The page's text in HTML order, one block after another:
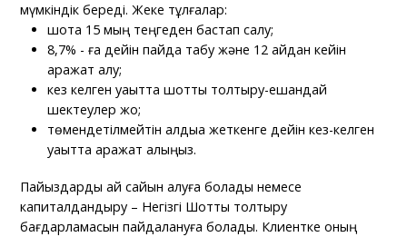
мүмкіндік береді. Жеке тұлғалар:
шотқа 15 мың теңгеден бастап салу;
8,7% - ға дейін пайда табу және 12 айдан кейін
қаражат алу;
кез келген уақытта шотты толтыру-ешқандай
шектеулер жоқ;
төмендетілмейтін қалдыққа жеткенге дейін кез-келген
уақытта қаражат алыңыз.
Пайыздарды ай сайын алуға болады немесе
капиталдандыру – Негізгі Шотты толтыру
бағдарламасын пайдалануға болады. Клиентке оның